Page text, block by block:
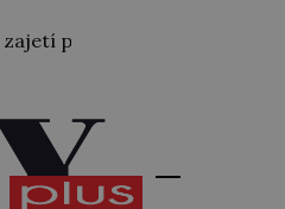
bývalý státní ministr